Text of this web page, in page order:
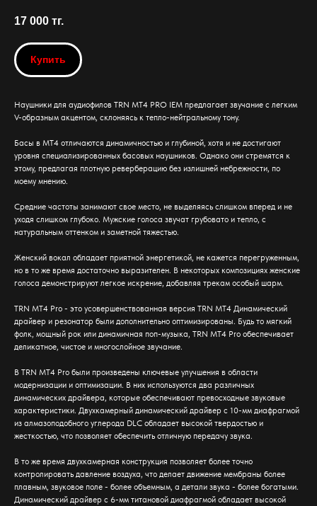
17 000 тг.
Купить
Наушники для аудиофилов TRN MT4 PRO IEM предлагает звучание с легким
V-образным акцентом, склоняясь к тепло-нейтральному тону.
Басы в MT4 отличаются динамичностью и глубиной, хотя и не достигают
уровня специализированных басовых наушников. Однако они стремятся к
этому, предлагая плотную реверберацию без излишней небрежности, по
моему мнению.
Средние частоты занимают свое место, не выделяясь слишком вперед и не
уходя слишком глубоко. Мужские голоса звучат грубовато и тепло, с
натуральным оттенком и заметной тяжестью.
Женский вокал обладает приятной энергетикой, не кажется перегруженным,
но в то же время достаточно выразителен. В некоторых композициях женские
голоса демонстрируют легкое искрение, добавляя трекам особый шарм.
TRN MT4 Pro - это усовершенствованная версия TRN MT4 Динамический
драйвер и резонатор были дополнительно оптимизированы. Будь то мягкий
фолк, мощный рок или динамичная поп-музыка, TRN MT4 Pro обеспечивает
деликатное, чистое и многослойное звучание.
В TRN MT4 Pro были произведены ключевые улучшения в области
модернизации и оптимизации. В них используются два различных
динамических драйвера, которые обеспечивают превосходные звуковые
характеристики. Двухкамерный динамический драйвер с 10-мм диафрагмой
из алмазоподобного углерода DLC обладает высокой твердостью и
жесткостью, что позволяет обеспечить отличную передачу звука.
В то же время двухкамерная конструкция позволяет более точно
контролировать давление воздуха, что делает движение мембраны более
плавным, звуковое поле - более объемным, а детали звука - более богатыми.
Динамический драйвер с 6-мм титановой диафрагмой обладает высокой